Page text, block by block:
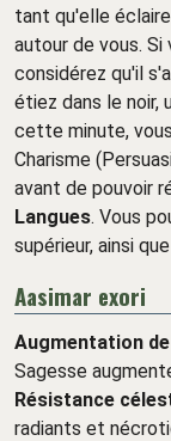
tant qu'elle
autour de vous. Si
considérez qu'il
étiez dans le noir,
cette minute,
Charisme
avant de pouvoir
Langues. Vous
supérieur, ainsi
Aasimar exori
Augmentation
Sagesse
Résistance
radiants et